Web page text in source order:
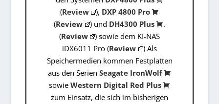
(Review ), DXP 4800 Pro
(Review ) und DH4300 Plus
.
(Review
) sowie dem KI-NAS
iDX6011 Pro (Review
) Als
Speichermedien kommen Festplatten
aus den Serien Seagate IronWolf
sowie Western Digital Red Plus
zum Einsatz, die sich im bisherigen